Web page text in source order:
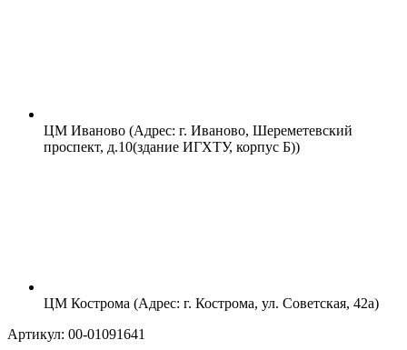
ЦМ Иваново (Адрес: г. Иваново, Шереметевский
проспект, д.10(здание ИГХТУ, корпус Б))
ЦМ Кострома (Адрес: г. Кострома, ул. Советская, 42а)
Артикул: 00-01091641